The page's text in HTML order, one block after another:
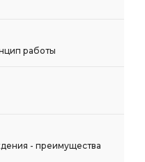
работы
- преимущества